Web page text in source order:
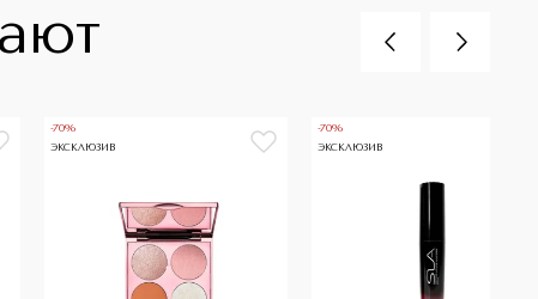
-70%
ЭКСКЛЮЗИВ
-70%
ЭКСКЛЮЗИВ